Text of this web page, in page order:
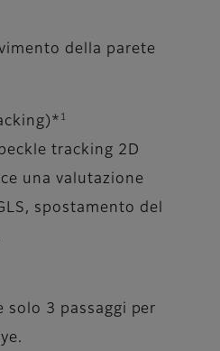
della parete
tracking 2D
una valutazione
spostamento del
solo 3 passaggi per